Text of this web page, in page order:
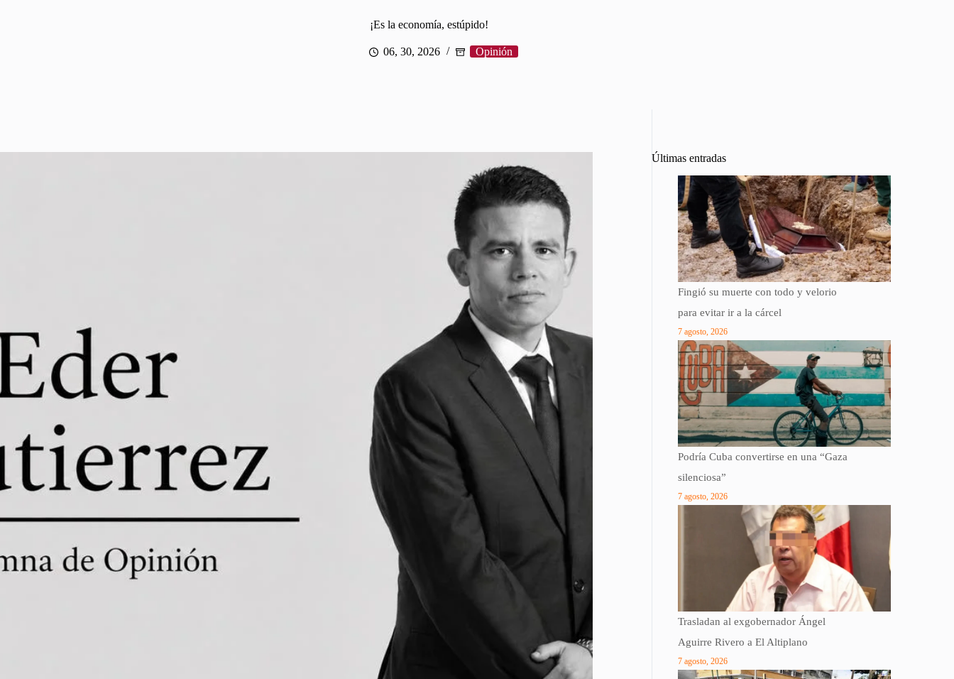
¡Es la economía, estúpido!
06, 30, 2026 Opinión
Últimas entradas
Fingió su muerte con todo y velorio
para evitar ir a la cárcel
7 agosto, 2026
Podría Cuba convertirse en una “Gaza
silenciosa”
7 agosto, 2026
Trasladan al exgobernador Ángel
Aguirre Rivero a El Altiplano
7 agosto, 2026